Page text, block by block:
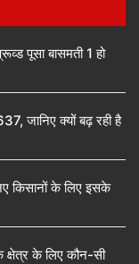
पूसा बासमती 1 हो
जानिए क्यों बढ़ रही है
किसानों के लिए इसके
के लिए कौन-सी